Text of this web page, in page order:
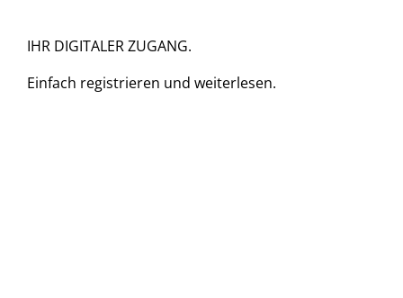
IHR DIGITALER ZUGANG.
Einfach registrieren und weiterlesen.